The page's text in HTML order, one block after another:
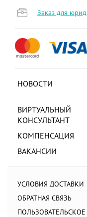
НОВОСТИ
ВИРТУАЛЬНЫЙ
КОНСУЛЬТАНТ
КОМПЕНСАЦИЯ
ВАКАНСИИ
УСЛОВИЯ ДОСТАВКИ
ОБРАТНАЯ СВЯЗЬ
Заказ для